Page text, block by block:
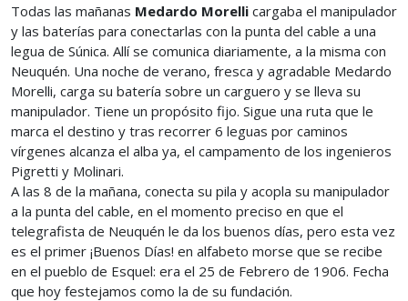
Todas las mañanas Medardo Morelli cargaba el manipulador
y las baterías para conectarlas con la punta del cable a una
legua de Súnica. Allí se comunica diariamente, a la misma con
Neuquén. Una noche de verano, fresca y agradable Medardo
Morelli, carga su batería sobre un carguero y se lleva su
manipulador. Tiene un propósito fijo. Sigue una ruta que le
marca el destino y tras recorrer 6 leguas por caminos
vírgenes alcanza el alba ya, el campamento de los ingenieros
Pigretti y Molinari.
A las 8 de la mañana, conecta su pila y acopla su manipulador
a la punta del cable, en el momento preciso en que el
telegrafista de Neuquén le da los buenos días, pero esta vez
es el primer ¡Buenos Días! en alfabeto morse que se recibe
en el pueblo de Esquel: era el 25 de Febrero de 1906. Fecha
que hoy festejamos como la de su fundación.